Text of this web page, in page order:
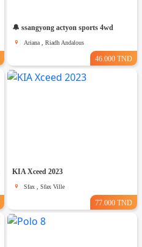
🔔 ssangyong actyon sports 4wd
Ariana , Riadh Andalous
46.000 TND
KIA Xceed 2023
Sfax , Sfax Ville
77.000 TND